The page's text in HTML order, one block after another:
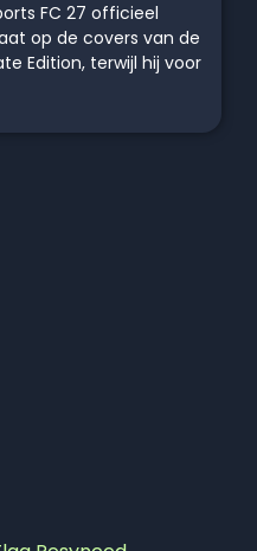
FC 27 officieel
op de covers van de
Edition, terwijl hij voor